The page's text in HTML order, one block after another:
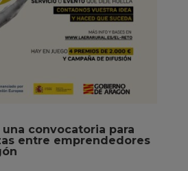
una convocatoria para
entre emprendedores